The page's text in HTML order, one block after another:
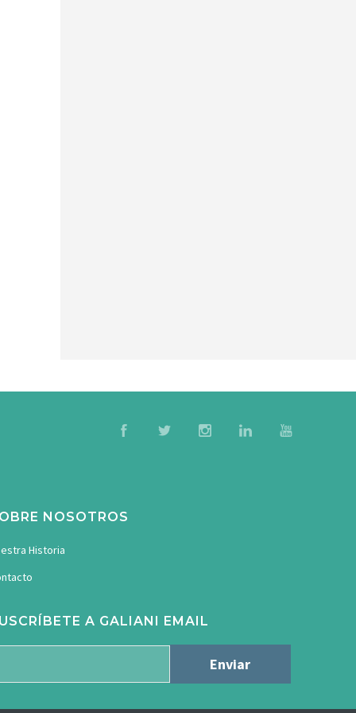
NOSOTROS
Historia
A GALIANI EMAIL